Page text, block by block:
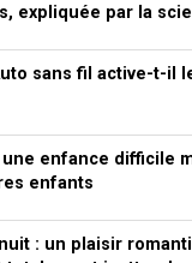
expliquée par la
sans fil active-t-il
une enfance difficile
enfants
: un plaisir